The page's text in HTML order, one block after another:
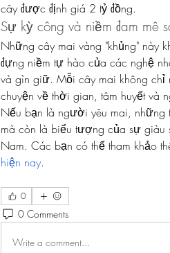
cây được định giá 2 tỷ đồng.
Sự kỳ công và niềm đam mê
Những cây mai vàng "khủng" này
đựng niềm tự hào của các nghệ
và gìn giữ. Mỗi cây mai không chỉ
chuyện về thời gian, tâm huyết và
Nếu bạn là người yêu mai, những
mà còn là biểu tượng của sự giàu
Nam. Các bạn có thể tham khảo
hiện nay.
0
0 Comments
Write a comment...